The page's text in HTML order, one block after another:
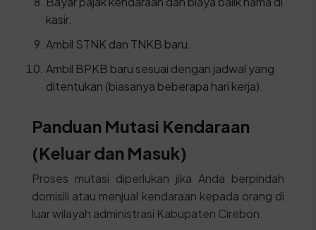
kasir.
Ambil STNK dan TNKB baru.
Ambil BPKB baru sesuai dengan jadwal yang
ditentukan (biasanya beberapa hari kerja).
Panduan Mutasi Kendaraan
(Keluar dan Masuk)
Proses mutasi diperlukan jika Anda berpindah
domisili atau menjual kendaraan kepada orang di
luar wilayah administrasi Kabupaten Cirebon.